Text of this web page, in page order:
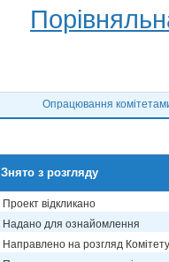
Опрацювання
Знято з розгляду
Проект відкликано
Надано для ознайомлення
Направлено на розгляд Комітету